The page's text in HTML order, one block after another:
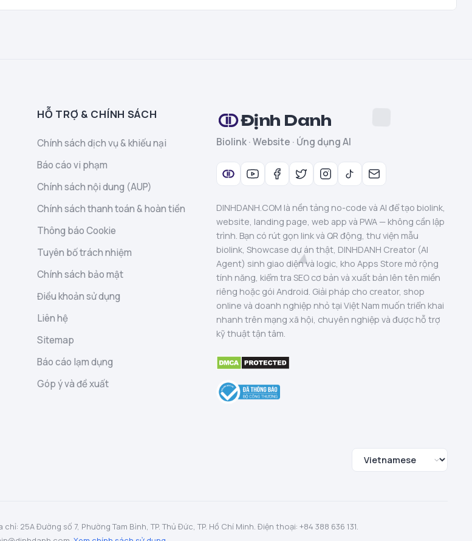
HỖ TRỢ & CHÍNH SÁCH
Chính sách dịch vụ & khiếu nại
Báo cáo vi phạm
Chính sách nội dung (AUP)
Chính sách thanh toán & hoàn tiền
Thông báo Cookie
Tuyên bố trách nhiệm
Chính sách bảo mật
Điều khoản sử dụng
Liên hệ
Sitemap
Báo cáo lạm dụng
Góp ý và đề xuất
Định Danh
Biolink · Website · Ứng dụng AI
DINHDANH.COM là nền tảng no-code và AI để tạo biolink,
website, landing page, web app và PWA — không cần lập
trình. Bạn có rút gọn link và QR động, thư viện mẫu
biolink, Showcase dự án thật, DINHDANH Creator (AI
Agent) sinh giao diện và logic, kho Apps Store mở rộng
tính năng, kiểm tra SEO cơ bản và xuất bản lên tên miền
riêng hoặc gói Android. Giải pháp cho creator, shop
online và doanh nghiệp nhỏ tại Việt Nam muốn triển khai
nhanh trên mạng xã hội, chuyên nghiệp và được hỗ trợ
kỹ thuật tận tâm.
25A Đường số 7, Phường Tam Bình, TP. Thủ Đức, TP. Hồ Chí Minh. Điện thoại: +84 388 636 131.